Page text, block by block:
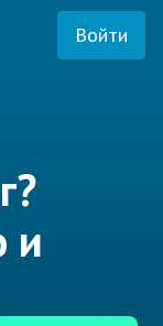
Войти
и